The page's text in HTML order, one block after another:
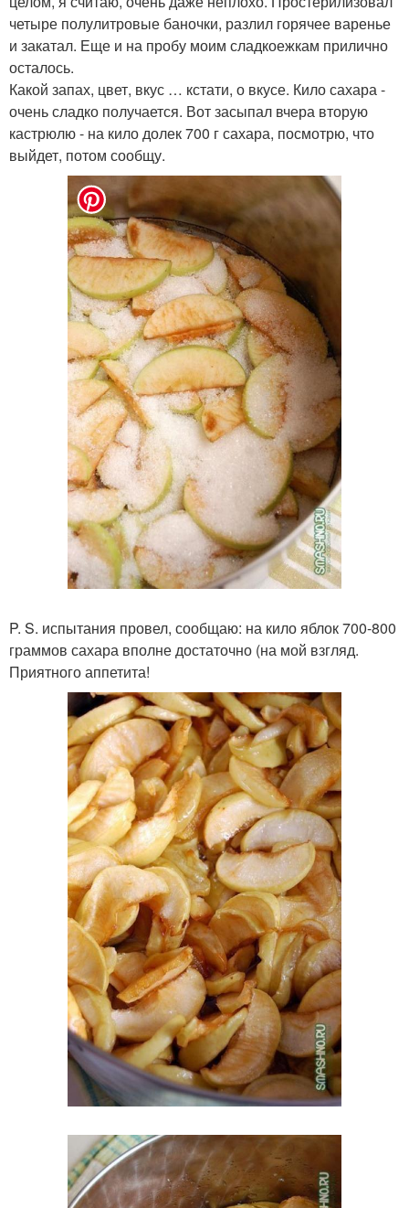
четыре полулитровые баночки, разлил горячее варенье
и закатал. Еще и на пробу моим сладкоежкам прилично
осталось.
Какой запах, цвет, вкус … кстати, о вкусе. Кило сахара -
очень сладко получается. Вот засыпал вчера вторую
кастрюлю - на кило долек 700 г сахара, посмотрю, что
выйдет, потом сообщу.
P. S. испытания провел, сообщаю: на кило яблок 700-800
граммов сахара вполне достаточно (на мой взгляд.
Приятного аппетита!